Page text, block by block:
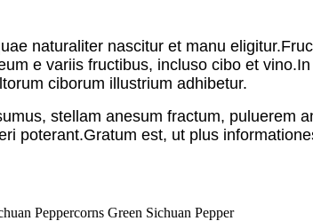
naturaliter nascitur et manu
e variis fructibus, incluso cibo et
ciborum illustrium adhibetur.
stellam anesum fractum, puluerem
poterant.Gratum est, ut plus